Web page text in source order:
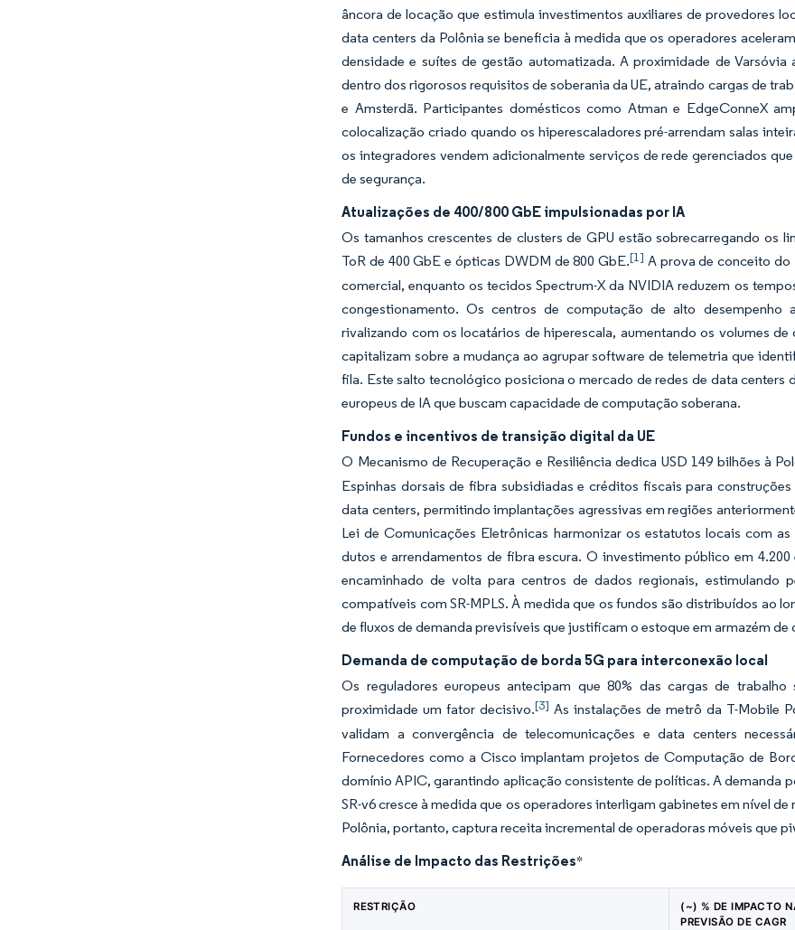
âncora de locação que estimula investimentos auxiliares de provedores
data centers da Polônia se beneficia à medida que os operadores
densidade e suítes de gestão automatizada. A proximidade de
dentro dos rigorosos requisitos de soberania da UE, atraindo cargas de
e Amsterdã. Participantes domésticos como Atman e EdgeConneX
colocalização criado quando os hiperescaladores pré-arrendam salas
os integradores vendem adicionalmente serviços de rede gerenciados
de segurança.
Atualizações de 400/800 GbE impulsionadas por IA
Os tamanhos crescentes de clusters de GPU estão sobrecarregando os
ToR de 400 GbE e ópticas DWDM de 800 GbE.[1] A prova de conceito do
comercial, enquanto os tecidos Spectrum-X da NVIDIA reduzem os
congestionamento. Os centros de computação de alto desempenho
rivalizando com os locatários de hiperescala, aumentando os volumes
capitalizam sobre a mudança ao agrupar software de telemetria que
fila. Este salto tecnológico posiciona o mercado de redes de data
europeus de IA que buscam capacidade de computação soberana.
Fundos e incentivos de transição digital da UE
O Mecanismo de Recuperação e Resiliência dedica USD 149 bilhões à
Espinhas dorsais de fibra subsidiadas e créditos fiscais para
data centers, permitindo implantações agressivas em regiões
Lei de Comunicações Eletrônicas harmonizar os estatutos locais com
dutos e arrendamentos de fibra escura. O investimento público em
encaminhado de volta para centros de dados regionais, estimulando
compatíveis com SR-MPLS. À medida que os fundos são distribuídos ao
de fluxos de demanda previsíveis que justificam o estoque em armazém de
Demanda de computação de borda 5G para interconexão local
Os reguladores europeus antecipam que 80% das cargas de
proximidade um fator decisivo.[3] As instalações de metrô da T-Mobile
validam a convergência de telecomunicações e data centers
Fornecedores como a Cisco implantam projetos de Computação de
domínio APIC, garantindo aplicação consistente de políticas. A demanda
SR-v6 cresce à medida que os operadores interligam gabinetes em nível
Polônia, portanto, captura receita incremental de operadoras móveis que
Análise de Impacto das Restrições*
RESTRIÇÃO
(~) % DE IMPACTO
PREVISÃO DE CAGR